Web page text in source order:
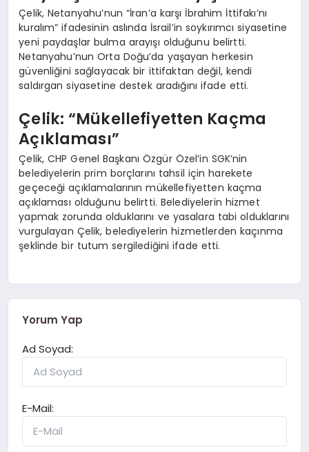
Çelik, Netanyahu’nun “İran’a karşı İbrahim İttifakı’nı
kuralım” ifadesinin aslında İsrail’in soykırımcı siyasetine
yeni paydaşlar bulma arayışı olduğunu belirtti.
Netanyahu’nun Orta Doğu’da yaşayan herkesin
güvenliğini sağlayacak bir ittifaktan değil, kendi
saldırgan siyasetine destek aradığını ifade etti.
Çelik: “Mükellefiyetten Kaçma
Açıklaması”
Çelik, CHP Genel Başkanı Özgür Özel’in SGK’nin
belediyelerin prim borçlarını tahsil için harekete
geçeceği açıklamalarının mükellefiyetten kaçma
açıklaması olduğunu belirtti. Belediyelerin hizmet
yapmak zorunda olduklarını ve yasalara tabi olduklarını
vurgulayan Çelik, belediyelerin hizmetlerden kaçınma
şeklinde bir tutum sergilediğini ifade etti.
Yorum Yap
Ad Soyad:
E-Mail: